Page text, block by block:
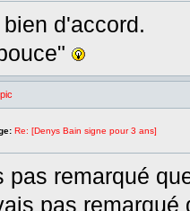
d'accord.
Re: [Denys Bain signe pour 3 ans]
pas remarqué
pas